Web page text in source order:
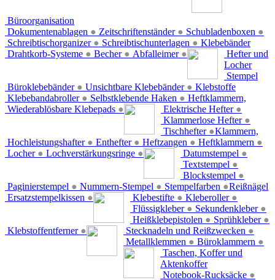
Büroorganisation
Dokumentenablagen ● Zeitschriftenständer ● Schubladenboxen ●
Schreibtischorganizer ● Schreibtischunterlagen ●
Drahtkorb-Systeme ● Becher ● Abfalleimer ●
Klebebänder
Büroklebebänder ● Unsichtbare Klebebänder ●
Klebebandabroller ● Selbstklebende Haken ●
Wiederablösbare Klebepads ●
Hefter und
Locher
Elektrische Hefter ●
Klammerlose Hefter ●
Tischhefter ●
Hochleistungshafter ● Enthefter ● Heftzangen ● Heftklammern ●
Locher ● Lochverstärkungsringe ●
Stempel
Datumstempel ●
Textstempel ●
Blockstempel ●
Paginierstempel ● Nummern-Stempel ● Stempelfarben ●
Ersatzstempelkissen ●
Klebstoffe
Klebestifte ● Kleberoller ●
Flüssigkleber ● Sekundenkleber ●
Heißklebepistolen ● Sprühkleber ●
Klebstoffentferner ●
Heftklammern,
Klammern,
Reißnägel
Stecknadeln und Reißzwecken ●
Metallklemmen ● Büroklammern ●
Taschen, Koffer und
Aktenkoffer
Notebook-Rucksäcke ●